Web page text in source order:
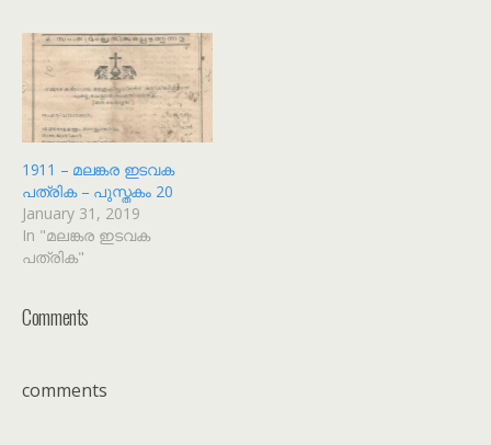
1911 – മലങ്കര ഇടവക
പത്രിക – പുസ്തകം 20
January 31, 2019
In "മലങ്കര ഇടവക
പത്രിക"
Comments
comments